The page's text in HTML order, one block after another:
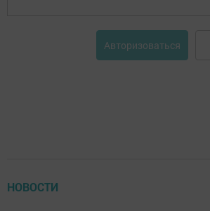
Авторизоваться
НОВОСТИ